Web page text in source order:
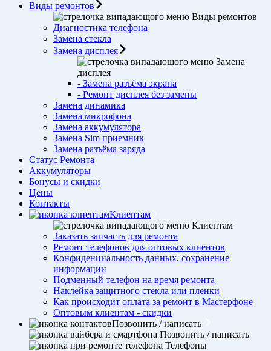
Виды ремонтов
Виды ремонтов
Диагностика телефона
Замена стекла
Замена дисплея
Замена
дисплея
- Замена разъёма экрана
- Ремонт дисплея без замены
Замена динамика
Замена микрофона
Замена аккумулятора
Замена Sim приемник
Замена разъёма заряда
Статус Ремонта
Аккумуляторы
Бонусы и скидки
Цены
Контакты
Клиентам
Клиентам
Заказать запчасть для ремонта
Ремонт телефонов для оптовых клиентов
Конфиденциальность данных, сохранение
информации
Подменный телефон на время ремонта
Наклейка защитного стекла или пленки
Как происходит оплата за ремонт в Мастерфоне
Оптовым клиентам - скидки
Позвонить / написать
Позвонить / написать
Телефоны